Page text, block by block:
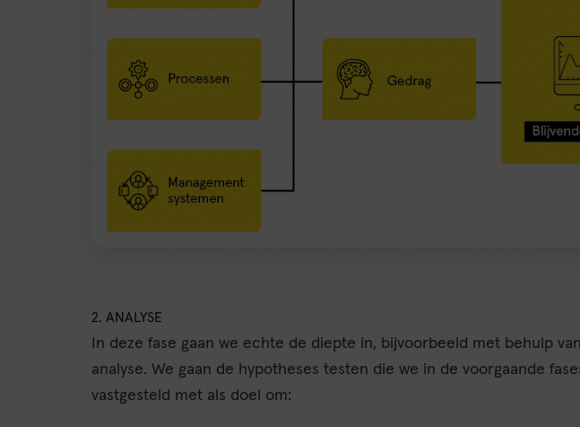
2. ANALYSE
In deze fase gaan we echte de diepte in, bijvoorbeeld met behulp
analyse. We gaan de hypotheses testen die we in de voorgaande
vastgesteld met als doel om: